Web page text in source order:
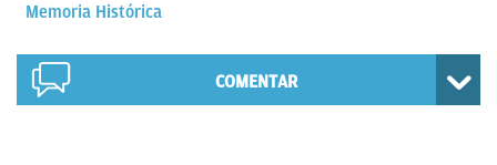
Memoria Histórica
COMENTAR